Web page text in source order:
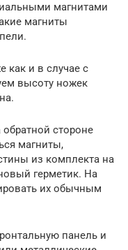
магнитами
магниты
как и в случае с
высоту ножек
обратной стороне
магниты,
из комплекта на
герметик. На
их обычным
панель и